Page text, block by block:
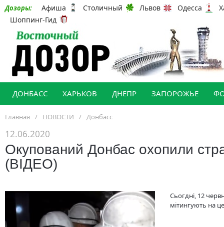
Дозоры: Афиша Столичный Львов Одесса
Шоппинг-Гид
ДОНБАСС ХАРЬКОВ ДНЕПР ЗАПОРОЖЬЕ
Главная / НОВОСТИ / Донбасс
12.06.2020
Окупований Донбас охопили
(ВІДЕО)
Сьогдні, 12
мітингують на